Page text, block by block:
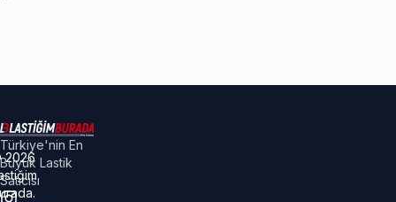
Türkiye'nin En
Büyük Lastik
Satıcısı
2026